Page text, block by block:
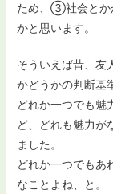
ため、③社会と
かと思います。
そういえば昔、友
かどうかの判断基
どれか一つでも魅
ど、どれも魅力が
ました。
どれか一つでもあ
なことよね、と。